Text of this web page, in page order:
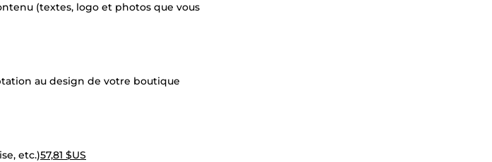
(textes, logo et photos que vous
au design de votre boutique
etc.)57,81 $US